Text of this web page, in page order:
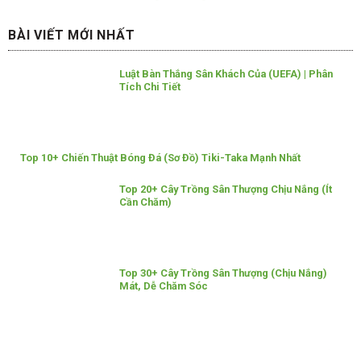
BÀI VIẾT MỚI NHẤT
Luật Bàn Thắng Sân Khách Của (UEFA) | Phân
Tích Chi Tiết
Top 10+ Chiến Thuật Bóng Đá (Sơ Đồ) Tiki-Taka Mạnh Nhất
Top 20+ Cây Trồng Sân Thượng Chịu Nắng (Ít
Cần Chăm)
Top 30+ Cây Trồng Sân Thượng (Chịu Nắng)
Mát, Dễ Chăm Sóc